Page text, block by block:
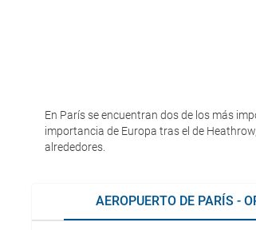
En París se encuentran dos de los más
importancia de Europa tras el de
alrededores.
AEROPUERTO DE PARÍS -